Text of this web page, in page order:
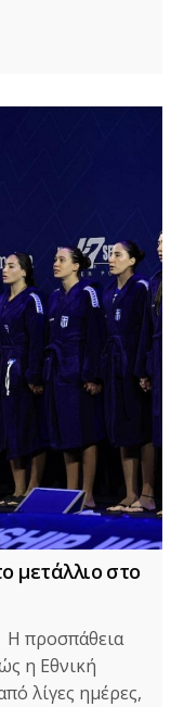
μετάλλιο στο
προσπάθεια
η Εθνική
λίγες ημέρες,